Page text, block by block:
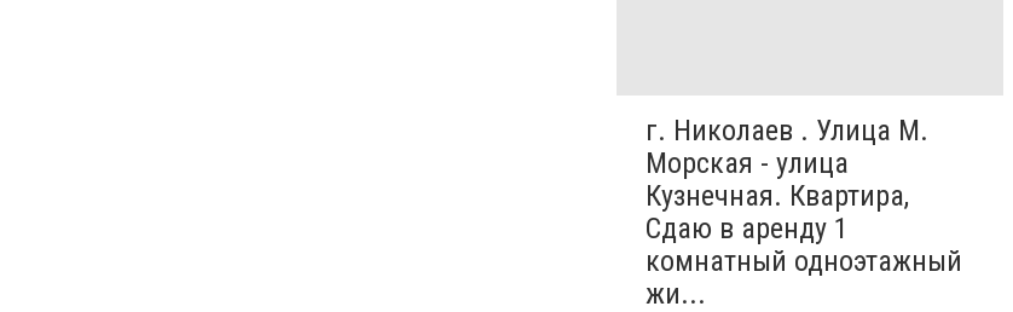
г. Николаев . Улица М.
Морская - улица
Кузнечная. Квартира,
Сдаю в аренду 1
комнатный одноэтажный
жи...